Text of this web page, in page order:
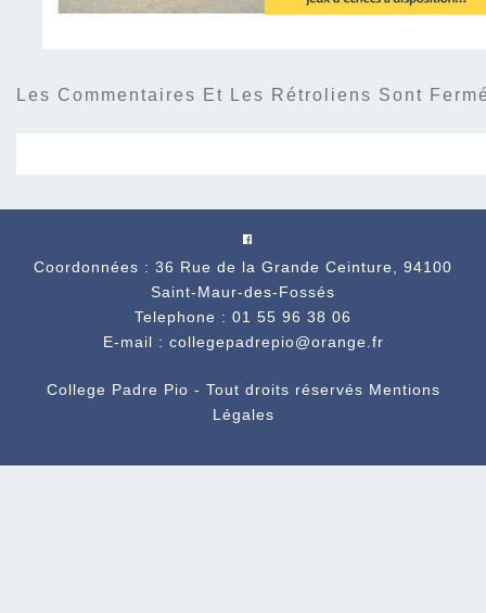
Les Commentaires Et Les Rétroliens Sont
Coordonnées : 36 Rue de la Grande Ceinture, 94100
Saint-Maur-des-Fossés
Telephone : 01 55 96 38 06
E-mail : collegepadrepio@orange.fr
College Padre Pio - Tout droits réservés Mentions
Légales